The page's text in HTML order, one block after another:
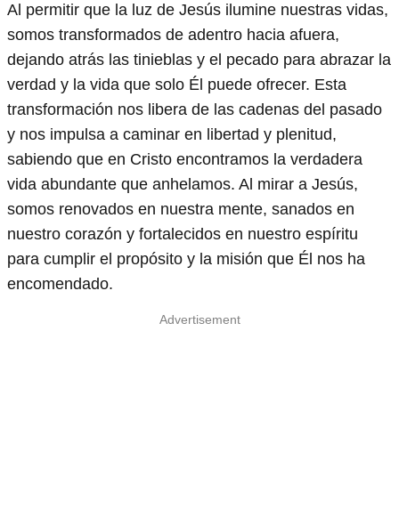
Al permitir que la luz de Jesús ilumine nuestras vidas,
somos transformados de adentro hacia afuera,
dejando atrás las tinieblas y el pecado para abrazar la
verdad y la vida que solo Él puede ofrecer. Esta
transformación nos libera de las cadenas del pasado
y nos impulsa a caminar en libertad y plenitud,
sabiendo que en Cristo encontramos la verdadera
vida abundante que anhelamos. Al mirar a Jesús,
somos renovados en nuestra mente, sanados en
nuestro corazón y fortalecidos en nuestro espíritu
para cumplir el propósito y la misión que Él nos ha
encomendado.
Advertisement